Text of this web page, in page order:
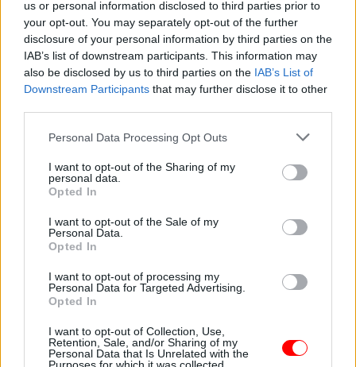
us or personal information disclosed to third parties prior to
your opt-out. You may separately opt-out of the further
disclosure of your personal information by third parties on the
IAB’s list of downstream participants. This information may
also be disclosed by us to third parties on the IAB’s List of
Downstream Participants that may further disclose it to other
Please note that this website/app uses one or more Google
not limited to your visit or usage behaviour. You may click to
grant or deny consent to Google and its third-party tags to
use your data for below specified purposes in below Google
consent section.
Personal Data Processing Opt Outs
I want to opt-out of the Sharing of my
personal data.
Opted In
I want to opt-out of the Sale of my
Personal Data.
Opted In
I want to opt-out of processing my
Personal Data for Targeted Advertising.
Opted In
I want to opt-out of Collection, Use,
Retention, Sale, and/or Sharing of my
Personal Data that Is Unrelated with the
Három zsidó
beszélget arról,
melyikük rabbija
bölcsebb.
„Ez a te kereszted az
életedben, a
csillagjegyed alapján.”
Tizennyolc évesek
voltak, amikor
Telihold hatása április
2-án: 6 csillagjegy
A férjem elhagyott 6
mondta...